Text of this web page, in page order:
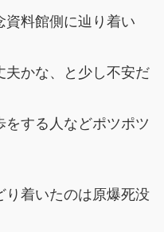
資料館側に辿り着い
夫かな、と少し不安だ
をする人などポツポツ
り着いたのは原爆死没